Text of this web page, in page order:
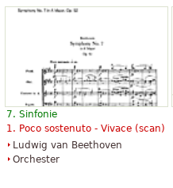
7. Sinfonie
1. Poco sostenuto - Vivace (scan)
Ludwig van Beethoven
Orchester